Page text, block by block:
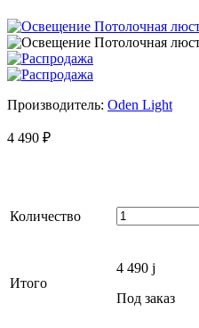
Производитель: Oden Light
4 490 ₽
Количество
Итого
4 490 j
Под заказ